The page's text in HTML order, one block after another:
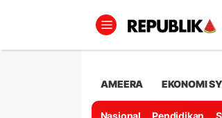
AMEERA EKONOMI